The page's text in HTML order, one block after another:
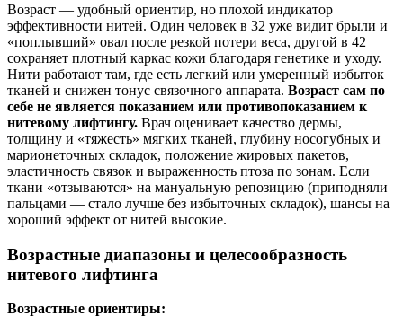
Возраст — удобный ориентир, но плохой индикатор
эффективности нитей. Один человек в 32 уже видит брыли и
«поплывший» овал после резкой потери веса, другой в 42
сохраняет плотный каркас кожи благодаря генетике и уходу.
Нити работают там, где есть легкий или умеренный избыток
тканей и снижен тонус связочного аппарата. Возраст сам по
себе не является показанием или противопоказанием к
нитевому лифтингу. Врач оценивает качество дермы,
толщину и «тяжесть» мягких тканей, глубину носогубных и
марионеточных складок, положение жировых пакетов,
эластичность связок и выраженность птоза по зонам. Если
ткани «отзываются» на мануальную репозицию (приподняли
пальцами — стало лучше без избыточных складок), шансы на
хороший эффект от нитей высокие.
Возрастные диапазоны и целесообразность
нитевого лифтинга
Возрастные ориентиры: